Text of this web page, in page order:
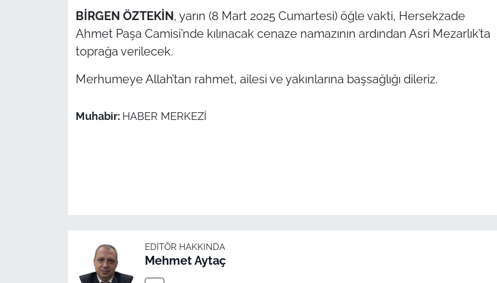
BİRGEN ÖZTEKİN, yarın (8 Mart 2025 Cumartesi) öğle vakti, Hersekzade
Ahmet Paşa Camisi’nde kılınacak cenaze namazının ardından Asri Mezarlık’ta
toprağa verilecek.
Merhumeye Allah’tan rahmet, ailesi ve yakınlarına başsağlığı dileriz.
Muhabir: HABER MERKEZİ
EDITÖR HAKKINDA
Mehmet Aytaç
Flaş Haber
English News